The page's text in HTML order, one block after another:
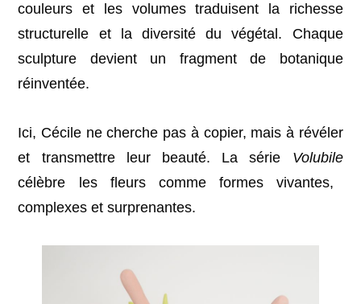
couleurs et les volumes traduisent la richesse
structurelle et la diversité du végétal. Chaque
sculpture devient un fragment de botanique
réinventée.
Ici, Cécile ne cherche pas à copier, mais à révéler
et transmettre leur beauté. La série Volubile
célèbre les fleurs comme formes vivantes,
complexes et surprenantes.